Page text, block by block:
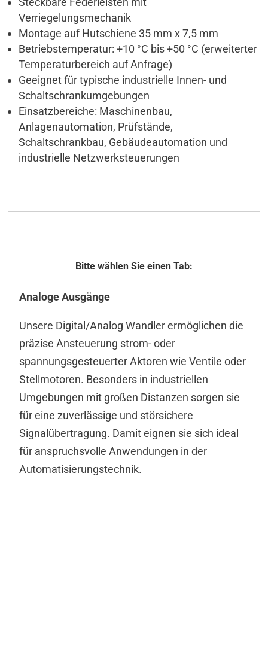
Verriegelungsmechanik
Montage auf Hutschiene 35 mm x 7,5 mm
Betriebstemperatur: +10 °C bis +50 °C (erweiterter
Temperaturbereich auf Anfrage)
Geeignet für typische industrielle Innen- und
Schaltschrankumgebungen
Einsatzbereiche: Maschinenbau,
Anlagenautomation, Prüfstände,
Schaltschrankbau, Gebäudeautomation und
industrielle Netzwerksteuerungen
ICT-Tool
Konfiguration CAN
M2M
Ansteuerung CAN
Anschlussbeispiele
Steckverbinder
Downloads & Manuals
Analoge Ausgänge
Unsere Digital/Analog Wandler ermöglichen die
präzise Ansteuerung strom- oder
spannungsgesteuerter Aktoren wie Ventile oder
Stellmotoren. Besonders in industriellen
Umgebungen mit großen Distanzen sorgen sie
für eine zuverlässige und störsichere
Signalübertragung. Damit eignen sie sich ideal
für anspruchsvolle Anwendungen in der
Automatisierungstechnik.